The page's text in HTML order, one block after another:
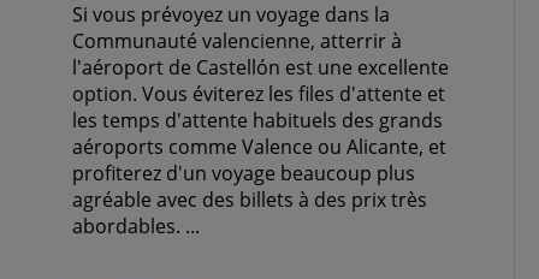
Si vous prévoyez un voyage dans la
Communauté valencienne, atterrir à
l'aéroport de Castellón est une excellente
option. Vous éviterez les files d'attente et
les temps d'attente habituels des grands
aéroports comme Valence ou Alicante, et
profiterez d'un voyage beaucoup plus
agréable avec des billets à des prix très
abordables. ...